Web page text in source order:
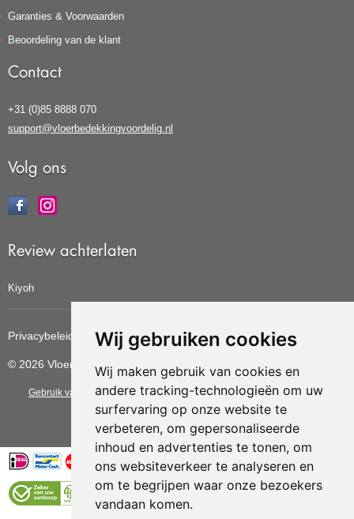
Wij gebruiken cookies
Wij maken gebruik van cookies en
andere tracking-technologieën om uw
surfervaring op onze website te
verbeteren, om gepersonaliseerde
inhoud en advertenties te tonen, om
ons websiteverkeer te analyseren en
om te begrijpen waar onze bezoekers
vandaan komen.
Garanties & Voorwaarden
Beoordeling van de klant
Contact
+31 (0)85 8888 070
support@vloerbedekkingvoordelig.nl
Volg ons
Review achterlaten
Kiyoh
Privacybeleid Cookiebeleid Update cookies voorkeuren
© 2026 Vloerbedekkingvoordelig
Gebruik van deze site betekent dat u dealgemene voorwaarden van CBW